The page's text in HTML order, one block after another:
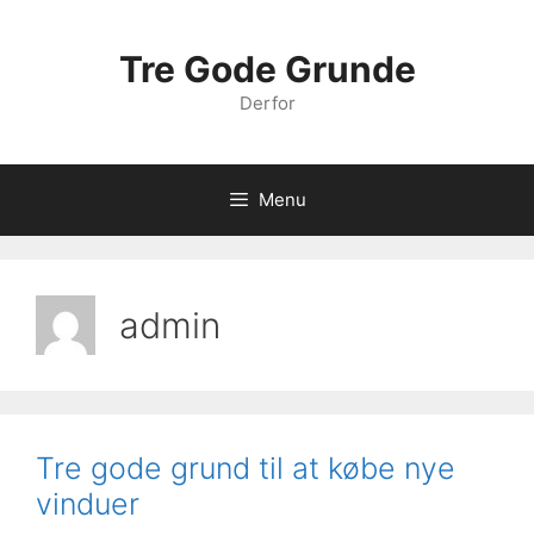
Tre Gode Grunde
Derfor
Menu
admin
Tre gode grund til at købe nye
vinduer